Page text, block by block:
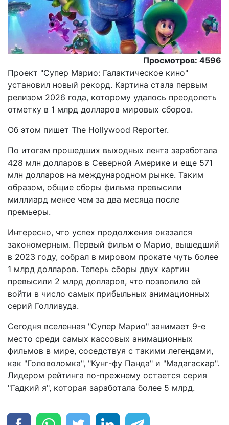
Просмотров: 4596
Проект "Супер Марио: Галактическое кино"
установил новый рекорд. Картина стала первым
релизом 2026 года, которому удалось преодолеть
отметку в 1 млрд долларов мировых сборов.
Oб этом пишет The Hollywood Reporter.
По итогам прошедших выходных лента заработала
428 млн долларов в Северной Америке и еще 571
млн долларов на международном рынке. Таким
образом, общие сборы фильма превысили
миллиард менее чем за два месяца после
премьеры.
Интересно, что успех продолжения оказался
закономерным. Первый фильм о Марио, вышедший
в 2023 году, собрал в мировом прокате чуть более
1 млрд долларов. Теперь сборы двух картин
превысили 2 млрд долларов, что позволило ей
войти в число самых прибыльных анимационных
серий Голливуда.
Сегодня вселенная "Супер Марио" занимает 9-е
место среди самых кассовых анимационных
фильмов в мире, соседствуя с такими легендами,
как "Головоломка", "Кунг-фу Панда" и "Мадагаскар".
Лидером рейтинга по-прежнему остается серия
"Гадкий я", которая заработала более 5 млрд.